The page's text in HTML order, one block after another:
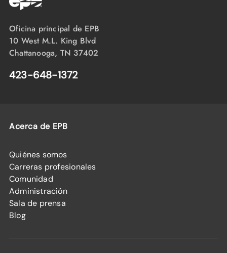
Oficina principal de EPB
10 West M.L. King Blvd
Chattanooga, TN 37402
423-648-1372
Acerca de EPB
Quiénes somos
Carreras profesionales
Comunidad
Administración
Sala de prensa
Blog